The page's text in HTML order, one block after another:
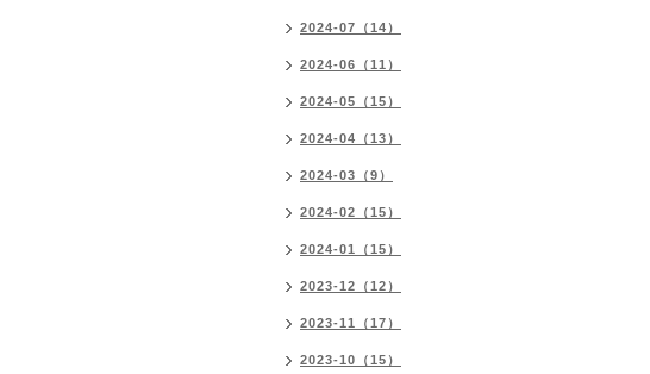
2024-07（14）
2024-06（11）
2024-05（15）
2024-04（13）
2024-03（9）
2024-02（15）
2024-01（15）
2023-12（12）
2023-11（17）
2023-10（15）